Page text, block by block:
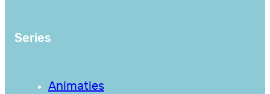
Series
Animaties